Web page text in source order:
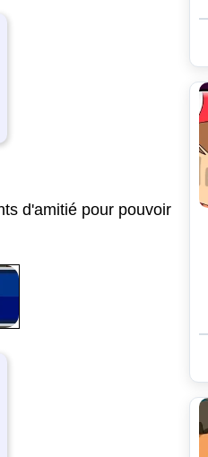
d'amitié pour pouvoir